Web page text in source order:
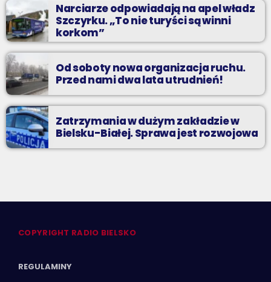
Narciarze odpowiadają na apel władz
Szczyrku. „To nie turyści są winni
korkom”
Od soboty nowa organizacja ruchu.
Przed nami dwa lata utrudnień!
Zatrzymania w dużym zakładzie w
Bielsku-Białej. Sprawa jest rozwojowa
COPYRIGHT RADIO BIELSKO
REGULAMINY